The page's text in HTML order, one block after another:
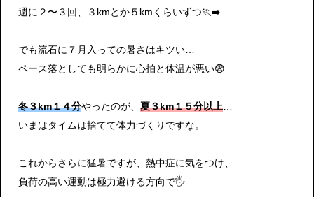
週に２〜３回、３kmとか５kmくらいずつ🏃‍➡️
でも流石に７月入っての暑さはキツい…
ペース落としても明らかに心拍と体温が悪い😨
冬３km１４分やったのが、 夏３km１５分以上…
いまはタイムは捨てて体力づくりですな。
これからさらに猛暑ですが、熱中症に気をつけ、
負荷の高い運動は極力避ける方向で🖐️